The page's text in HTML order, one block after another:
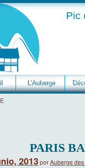
Pic
L’Auberge
PARIS
2013porAuberge